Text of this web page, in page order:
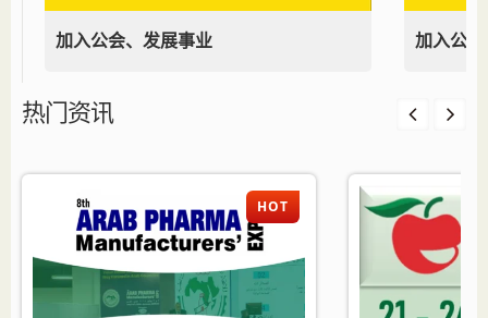
加入公会、发展事业 加入公
热门资讯
HOT